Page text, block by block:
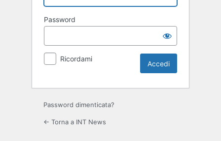
Password
Ricordami
Password dimenticata?
← Torna a INT News